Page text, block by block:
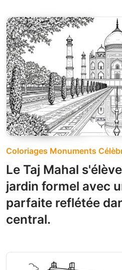
Coloriages Monuments
Le Taj Mahal
jardin formel avec
parfaite reflétée
central.